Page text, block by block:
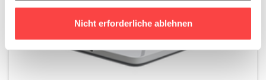
Nicht erforderliche ablehnen